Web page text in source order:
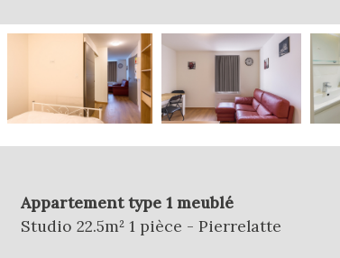
Appartement type 1 meublé
Studio 22.5m² 1 pièce - Pierrelatte